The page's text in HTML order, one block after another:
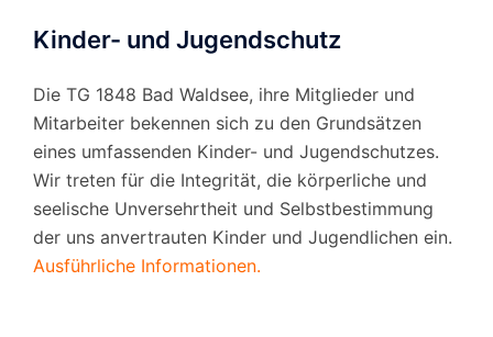
Kinder- und Jugendschutz
Die TG 1848 Bad Waldsee, ihre Mitglieder und
Mitarbeiter bekennen sich zu den Grundsätzen
eines umfassenden Kinder- und Jugendschutzes.
Wir treten für die Integrität, die körperliche und
seelische Unversehrtheit und Selbstbestimmung
der uns anvertrauten Kinder und Jugendlichen ein.
Ausführliche Informationen.